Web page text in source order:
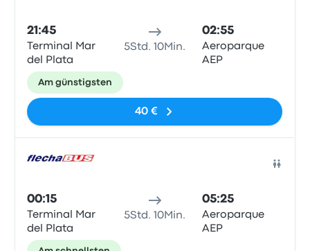
21:45
Terminal Mar
del Plata
5Std. 10Min.
02:55
Aeroparque
AEP
Am günstigsten
40 €
00:15
Terminal Mar
del Plata
5Std. 10Min.
05:25
Aeroparque
AEP